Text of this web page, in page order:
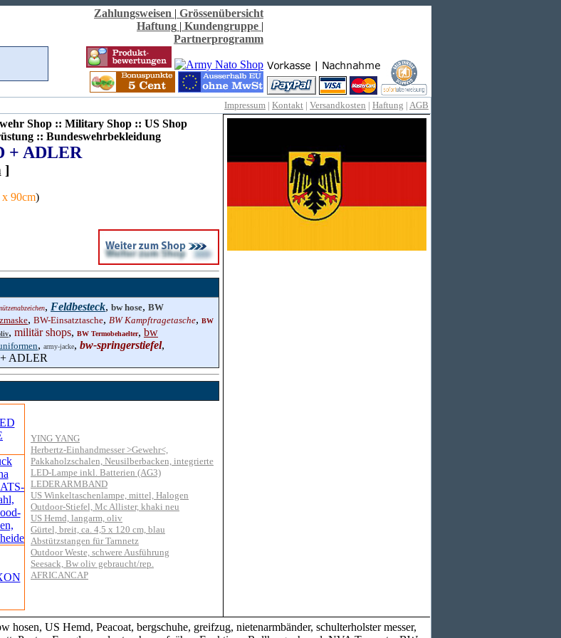
Zahlungsweisen | Grössenübersicht
Haftung | Kundengruppe |
Partnerprogramm
Impressum | Kontakt | Versandkosten | Haftung | AGB
Shop :: Military Shop :: US Shop
:: Bundeswehrbekleidung
+ ADLER
]
x 90cm)
, Feldbesteck, bw hose, BW
, BW-Einsatztasche, BW Kampftragetasche, BW
, militär shops, BW Termobehaelter, bw
, army-jacke, bw-springerstiefel,
ADLER
YING YANG
Herbertz-Einhandmesser >Gewehr<,
Pakkaholzschalen, Neusilberbacken, integrierte
LED-Lampe inkl. Batterien (AG3)
LEDERARMBAND
US Winkeltaschenlampe, mittel, Halogen
Outdoor-Stiefel, Mc Allister, khaki neu
US Hemd, langarm, oliv
Gürtel, breit, ca. 4,5 x 120 cm, blau
Abstützstangen für Tarnnetz
Outdoor Weste, schwere Ausführung
Seesack, Bw oliv gebraucht/rep.
AFRICANCAP
US Hemd, Peacoat, bergschuhe, greifzug, nietenarmbänder, schulterholster messer,